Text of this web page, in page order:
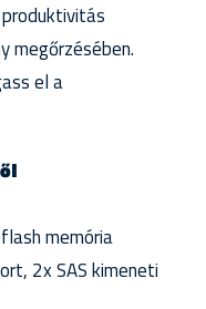
megőrzésében.
el a
memória
2x SAS kimeneti